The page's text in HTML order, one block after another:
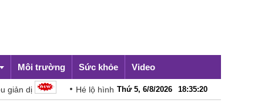
Môi trường Sức khỏe Video
Hé lộ hình ảnh Mặt trời với độ chi tiết chưa từng có
Thứ 5, 6/8/2026 18:35:22